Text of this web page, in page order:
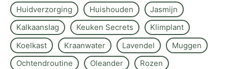
Huidverzorging
Huishouden
Jasmijn
Kalkaanslag
Keuken Secrets
Klimplant
Koelkast
Kraanwater Lavendel
Muggen
Ochtendroutine
Oleander
Rozen